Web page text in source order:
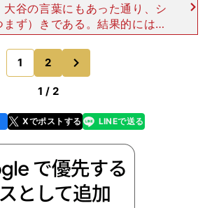
谷の言葉にもあった通り、シ
ず）きである。結果的には、
徐々にではあるが順位を上げ
タートの出遅れが大きく響いた
ことになる。
1 2
1 / 2
Xでポストする
line LINEで送る